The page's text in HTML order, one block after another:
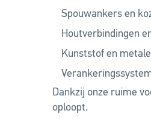
Spouwankers en
Houtverbindingen
Kunststof en
Dankzij onze ruime
oploopt.